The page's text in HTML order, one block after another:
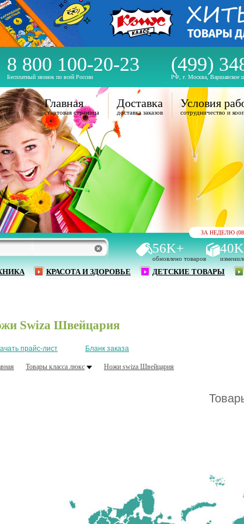
8 800 100-20-23
Бесплатный звонок по всей России
(499)
РФ, г. Москва, Варшавское
ЗА НЕДЕЛЮ
56K+
обновлено товаров
КРАСОТА И ЗДОРОВЬЕ ДЕТСКИЕ ТОВАРЫ
Главная
стартовая страница
Доставка
доставка заказов
Условия
сотрудничество и
Swiza Швейцария
прайс-лист Бланк заказа
Товары класса люкс Ножи swiza Швейцария